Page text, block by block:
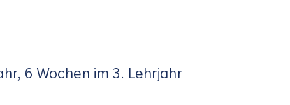
6 Wochen im 3. Lehrjahr